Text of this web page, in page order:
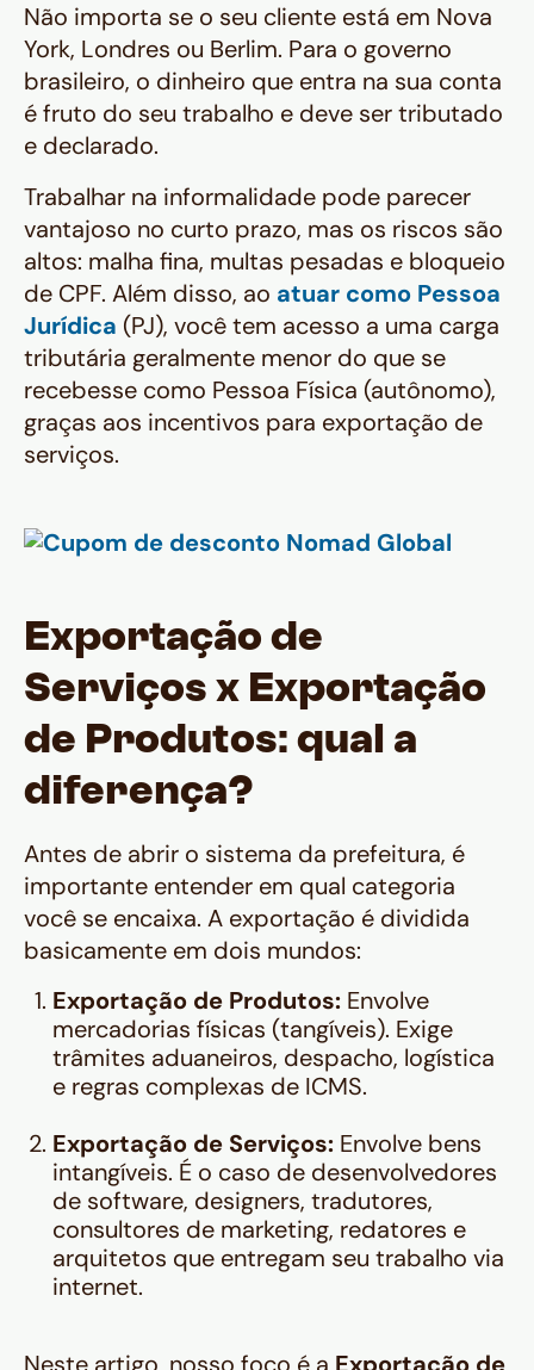
Não importa se o seu cliente está em Nova
York, Londres ou Berlim. Para o governo
brasileiro, o dinheiro que entra na sua conta
é fruto do seu trabalho e deve ser tributado
e declarado.
Trabalhar na informalidade pode parecer
vantajoso no curto prazo, mas os riscos são
altos: malha fina, multas pesadas e bloqueio
de CPF. Além disso, ao atuar como Pessoa
Jurídica (PJ), você tem acesso a uma carga
tributária geralmente menor do que se
recebesse como Pessoa Física (autônomo),
graças aos incentivos para exportação de
serviços.
Exportação de
Serviços x Exportação
de Produtos: qual a
diferença?
Antes de abrir o sistema da prefeitura, é
importante entender em qual categoria
você se encaixa. A exportação é dividida
basicamente em dois mundos:
Exportação de Produtos: Envolve
mercadorias físicas (tangíveis). Exige
trâmites aduaneiros, despacho, logística
e regras complexas de ICMS.
Exportação de Serviços: Envolve bens
intangíveis. É o caso de desenvolvedores
de software, designers, tradutores,
consultores de marketing, redatores e
arquitetos que entregam seu trabalho via
internet.